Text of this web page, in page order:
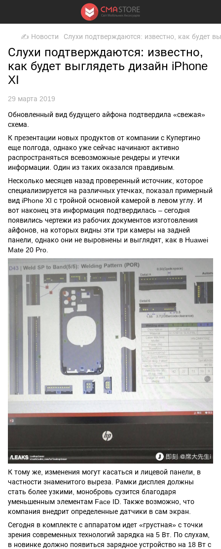
✍ Новости Слухи подтверждаются: известно, как будет
Слухи подтверждаются: известно,
как будет выглядеть дизайн iPhone
XI
29 марта 2019
Обновленный вид будущего айфона подтвердила «свежая»
схема.
К презентации новых продуктов от компании с Купертино
еще полгода, однако уже сейчас начинают активно
распространяться всевозможные рендеры и утечки
информации. Один из таких оказался правдивым.
Несколько месяцев назад проверенный источник, которое
специализируется на различных утечках, показал примерный
вид iPhone XI с тройной основной камерой в левом углу. И
вот наконец эта информация подтвердилась – сегодня
появились чертежи из рабочих документов изготовления
айфонов, на которых видны эти три камеры на задней
панели, однако они не выровнены и выглядят, как в Huawei
Mate 20 Pro
К тому же, изменения могут касаться и лицевой панели, в
частности знаменитого выреза. Рамки дисплея должны
стать более узкими, монобровь сузится благодаря
уменьшенным элементам Face ID. Также возможно, что
компания внедрит определенные датчики в сам экран.
Сегодня в комплекте с аппаратом идет «грустная» с точки
зрения современных технологий зарядка на 5 Вт. По слухам,
в новинке должно появиться зарядное устройство на 18 Вт с